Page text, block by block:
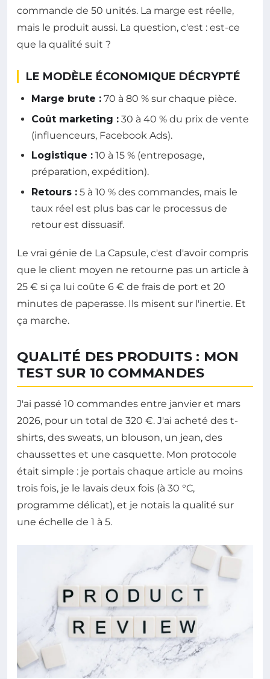
commande de 50 unités. La marge est réelle,
mais le produit aussi. La question, c'est : est-ce
que la qualité suit ?
LE MODÈLE ÉCONOMIQUE DÉCRYPTÉ
Marge brute : 70 à 80 % sur chaque pièce.
Coût marketing : 30 à 40 % du prix de vente
(influenceurs, Facebook Ads).
Logistique : 10 à 15 % (entreposage,
préparation, expédition).
Retours : 5 à 10 % des commandes, mais le
taux réel est plus bas car le processus de
retour est dissuasif.
Le vrai génie de La Capsule, c'est d'avoir compris
que le client moyen ne retourne pas un article à
25 € si ça lui coûte 6 € de frais de port et 20
minutes de paperasse. Ils misent sur l'inertie. Et
ça marche.
QUALITÉ DES PRODUITS : MON
TEST SUR 10 COMMANDES
J'ai passé 10 commandes entre janvier et mars
2026, pour un total de 320 €. J'ai acheté des t-
shirts, des sweats, un blouson, un jean, des
chaussettes et une casquette. Mon protocole
était simple : je portais chaque article au moins
trois fois, je le lavais deux fois (à 30 °C,
programme délicat), et je notais la qualité sur
une échelle de 1 à 5.